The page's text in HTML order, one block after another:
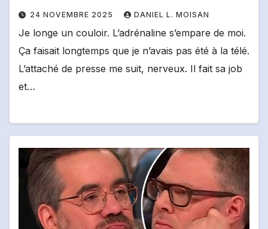
24 NOVEMBRE 2025 DANIEL L. MOISAN
Je longe un couloir. L’adrénaline s’empare de moi.
Ça faisait longtemps que je n’avais pas été à la télé.
L’attaché de presse me suit, nerveux. Il fait sa job
et…